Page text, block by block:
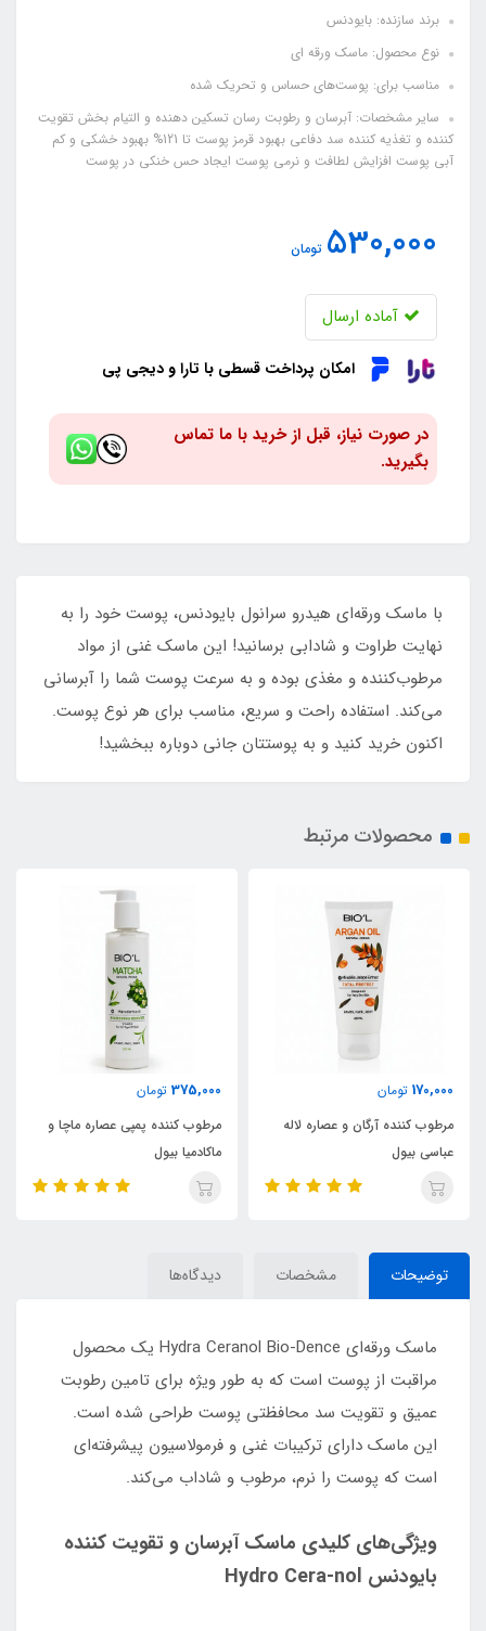
برند سازنده: بایودنس
نوع محصول: ماسک ورقه ای
مناسب برای: پوست‌های حساس و تحریک شده
سایر مشخصات: آبرسان و رطوبت رسان تسکین دهنده و التیام بخش تقویت
کننده و تغذیه کننده سد دفاعی بهبود قرمز پوست تا 121% بهبود خشکی و کم
آبی پوست افزایش لطافت و نرمی پوست ایجاد حس خنکی در پوست
530,000 تومان
آماده ارسال
امکان پرداخت قسطی با تارا و دیجی پی
در صورت نیاز، قبل از خرید با ما تماس
بگیرید.
با ماسک ورقه‌ای هیدرو سرانول بایودنس، پوست خود را به
نهایت طراوت و شادابی برسانید! این ماسک غنی از مواد
مرطوب‌کننده و مغذی بوده و به سرعت پوست شما را آبرسانی
می‌کند. استفاده راحت و سریع، مناسب برای هر نوع پوست.
اکنون خرید کنید و به پوستتان جانی دوباره ببخشید!
محصولات مرتبط
170,000 تومان
مرطوب کننده آرگان و عصاره لاله
عباسی بیول
375,000 تومان
مرطوب کننده پمپی عصاره ماچا و
ماکادمیا بیول
توضیحات مشخصات دیدگاه‌ها
ماسک ورقه‌ای Hydra Ceranol Bio-Dence یک محصول
مراقبت از پوست است که به طور ویژه برای تامین رطوبت
عمیق و تقویت سد محافظتی پوست طراحی شده است.
این ماسک دارای ترکیبات غنی و فرمولاسیون پیشرفته‌ای
است که پوست را نرم، مرطوب و شاداب می‌کند.
ویژگی‌های کلیدی ماسک آبرسان و تقویت کننده
بایودنس Hydro Cera-nol